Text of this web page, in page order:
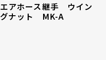
エアホース継手 ウイン
グナット MK-A